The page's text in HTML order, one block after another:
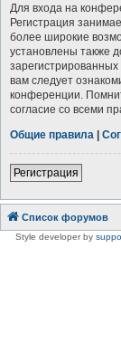
Для входа на
Регистрация
более широкие
установлены также
вам следует
конференции.
согласие со всеми
Общие правила |
Регистрация
Список форумов
Style developer by